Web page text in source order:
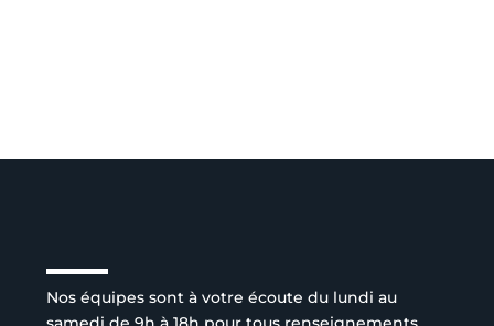
Nos équipes sont à votre écoute du lundi au